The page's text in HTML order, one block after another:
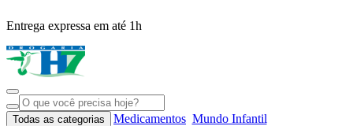
Entrega expressa em até 1h
Todas as categorias Medicamentos Mundo Infantil